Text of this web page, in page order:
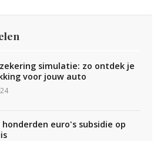
simulatie: zo ontdek je
voor jouw auto
euro's subsidie op